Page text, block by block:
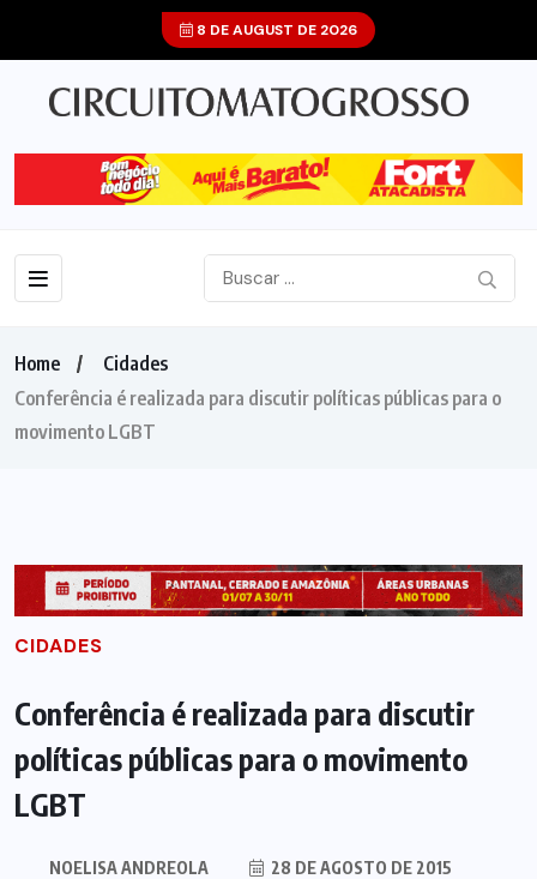
8 DE AUGUST DE 2026
Home
Cidades
Conferência é realizada para discutir políticas públicas para o
movimento LGBT
CIDADES
Conferência é realizada para discutir
políticas públicas para o movimento
LGBT
NOELISA ANDREOLA 28 DE AGOSTO DE 2015